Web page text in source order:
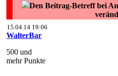
Den Beitrag-Betreff bei
15.04.14 19:06
WalterBar
500 und
mehr Punkte